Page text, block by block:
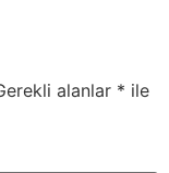
alanlar * ile